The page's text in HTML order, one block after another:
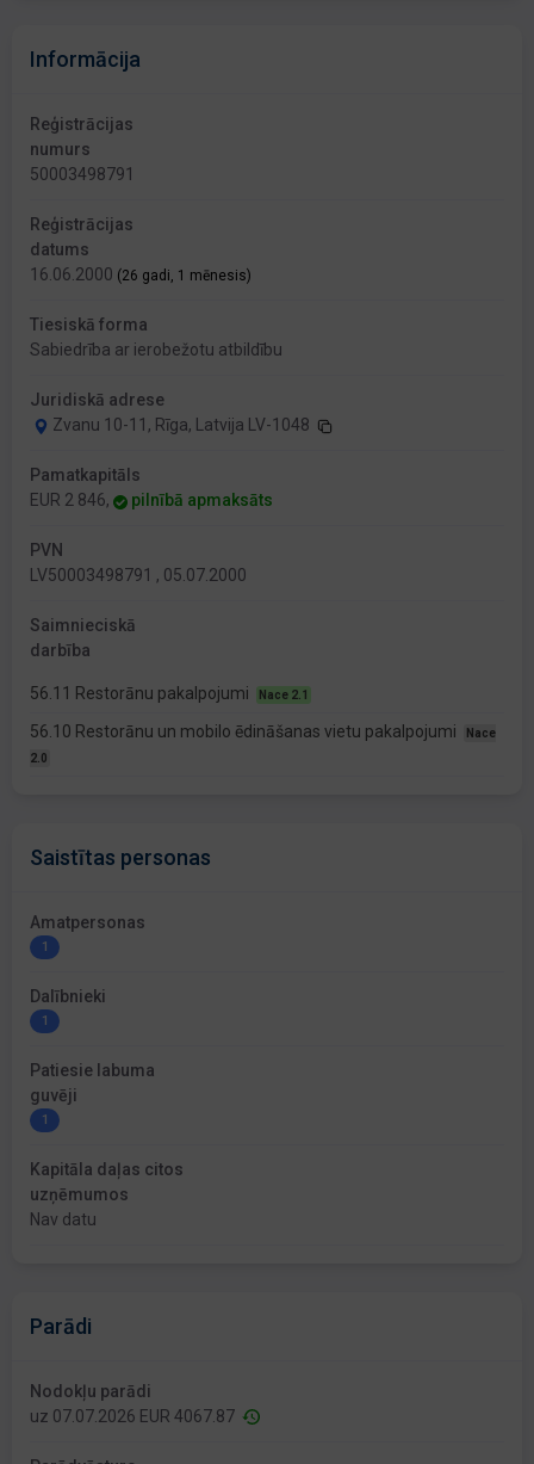
Informācija
Reģistrācijas
numurs
50003498791
Reģistrācijas
datums
16.06.2000 (26 gadi, 1 mēnesis)
Tiesiskā forma
Sabiedrība ar ierobežotu atbildību
Juridiskā adrese
Zvanu 10-11, Rīga, Latvija LV-1048
Pamatkapitāls
EUR 2 846,
pilnībā apmaksāts
PVN
LV50003498791 , 05.07.2000
Saimnieciskā
darbība
56.11 Restorānu pakalpojumi Nace 2.1
56.10 Restorānu un mobilo ēdināšanas vietu pakalpojumi
Nace
2.0
Saistītas personas
Amatpersonas
1
Dalībnieki
1
Patiesie labuma
guvēji
1
Kapitāla daļas citos
uzņēmumos
Nav datu
Parādi
Nodokļu parādi
uz 07.07.2026 EUR 4067.87